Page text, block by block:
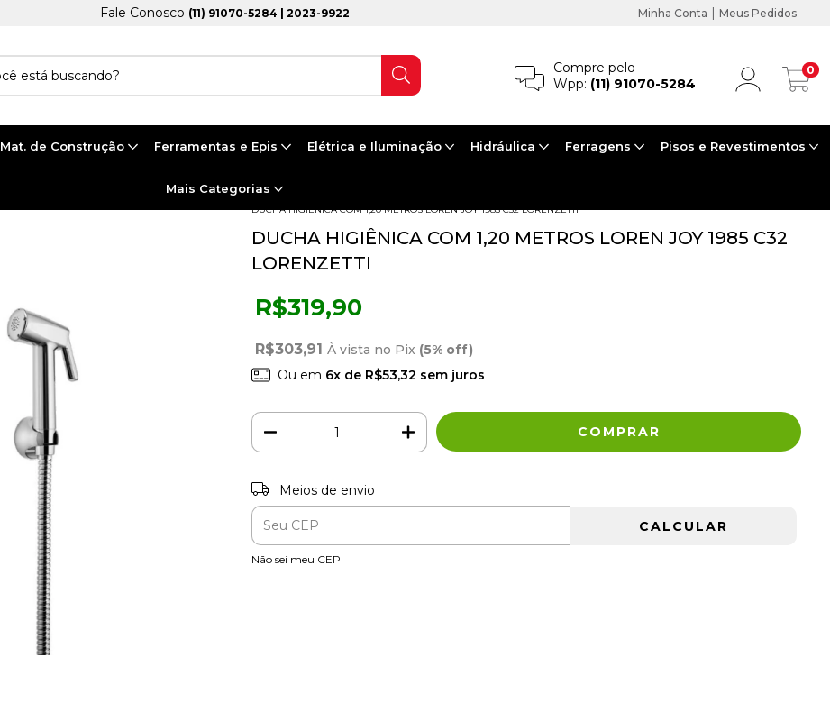
Fale Conosco (11) 91070-5284 | 2023-9922 Minha Conta | Meus Pedidos
Compre pelo
Wpp: (11) 91070-5284
0
Mat. de Construção Ferramentas e Epis Elétrica e Iluminação Hidráulica Ferragens Pisos e Revestimentos
Mais Categorias
Início
DUCHA HIGIÊNICA COM 1,20 METROS LOREN JOY 1985 C32 LORENZETTI
DUCHA HIGIÊNICA COM 1,20 METROS LOREN JOY 1985 C32
LORENZETTI
R$319,90
R$303,91 À vista no Pix (5% off)
Ou em 6x de R$53,32 sem juros
Entregas para o CEP:
Meios de envio
CALCULAR
Não sei meu CEP